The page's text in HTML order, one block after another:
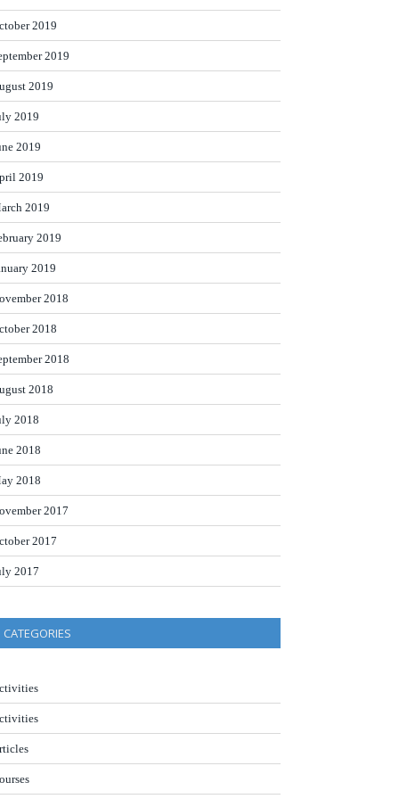
2019
2019
2019
2019
2019
2019
2019
2019
2019
2018
2018
2018
2018
2018
2018
2018
2017
2017
2017
CATEGORIES